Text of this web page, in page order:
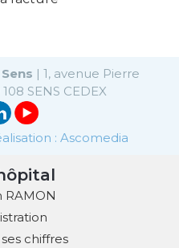
| 1, avenue Pierre
SENS CEDEX
: Ascomedia
RAMON
chiffres